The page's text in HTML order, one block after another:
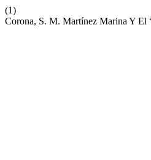
(1)
Corona, S. M. Martínez Marina Y El